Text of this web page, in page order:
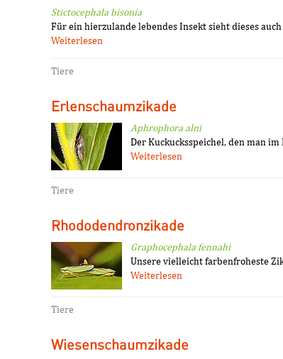
Stictocephala bisonia
Für ein hierzulande lebendes Insekt sieht dieses
Weiterlesen
Tiere
Erlenschaumzikade
Aphrophora alni
Der Kuckucksspeichel, den man
Weiterlesen
Tiere
Rhododendronzikade
Graphocephala fennahi
Unsere vielleicht farbenfroheste
Weiterlesen
Tiere
Wiesenschaumzikade